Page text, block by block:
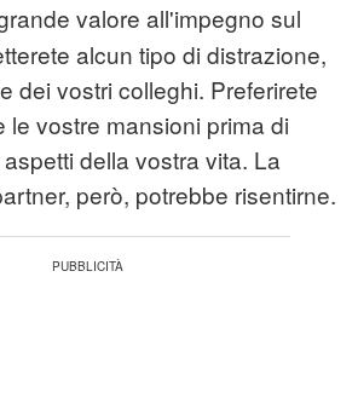
valore all'impegno sul
alcun tipo di distrazione,
dei vostri colleghi. Preferirete
le vostre mansioni prima di
della vostra vita. La
però, potrebbe risentirne.